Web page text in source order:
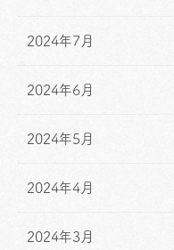
2024年7月
2024年6月
2024年5月
2024年4月
2024年3月